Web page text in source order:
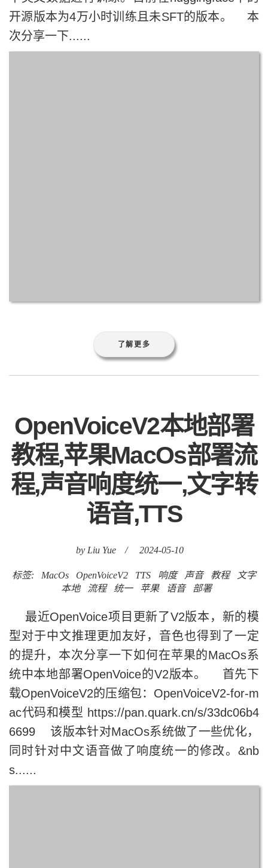
开源版本为4万小时训练且未SFT的版本。 本
次分享一下......
了解更多
OpenVoiceV2本地部署
教程,苹果MacOs部署流
程,声音响度统一,文字转
语音,TTS
by Liu Yue / 2024-05-10
标签: MacOs OpenVoiceV2 TTS 响度 声音 教程
文字
本地
流程 统一 苹果 语音 部署
最近OpenVoice项目更新了V2版本，新的模
型对于中文推理更加友好，音色也得到了一定
的提升，本次分享一下如何在苹果的MacOs系
统中本地部署OpenVoice的V2版本。 首先下
载OpenVoiceV2的压缩包：OpenVoiceV2-for-m
ac代码和模型 https://pan.quark.cn/s/33dc06b4
6699 该版本针对MacOs系统做了一些优化，
同时针对中文语音做了响度统一的修改。&nb
s......